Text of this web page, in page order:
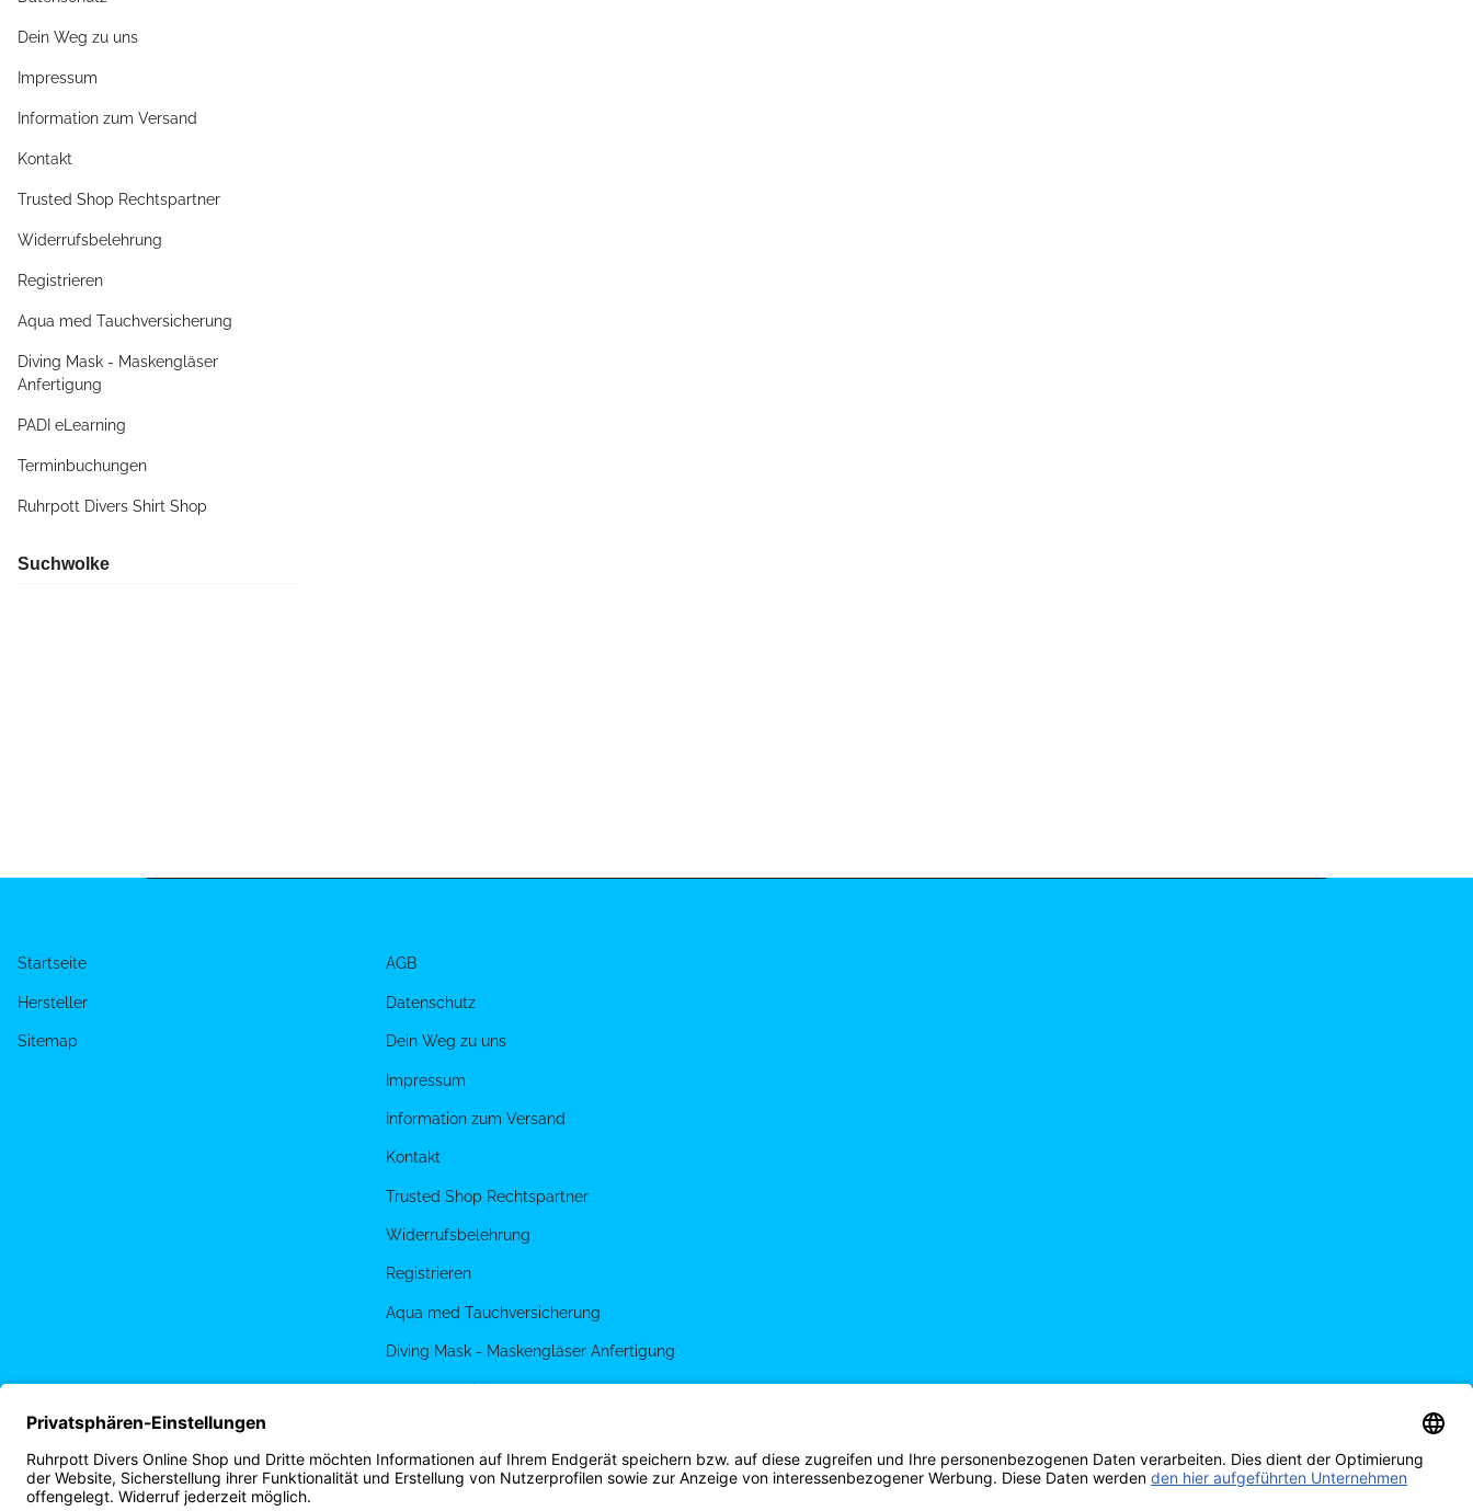
Dein Weg zu uns
Impressum
Information zum Versand
Kontakt
Trusted Shop Rechtspartner
Widerrufsbelehrung
Registrieren
Aqua med Tauchversicherung
Diving Mask - Maskengläser
Anfertigung
PADI eLearning
Terminbuchungen
Ruhrpott Divers Shirt Shop
Suchwolke
Startseite
Hersteller
Sitemap
AGB
Datenschutz
Dein Weg zu uns
Impressum
Information zum Versand
Kontakt
Trusted Shop Rechtspartner
Widerrufsbelehrung
Registrieren
Aqua med Tauchversicherung
Diving Mask - Maskengläser Anfertigung
PADI eLearning
Ruhrpott Divers Shirt Shop